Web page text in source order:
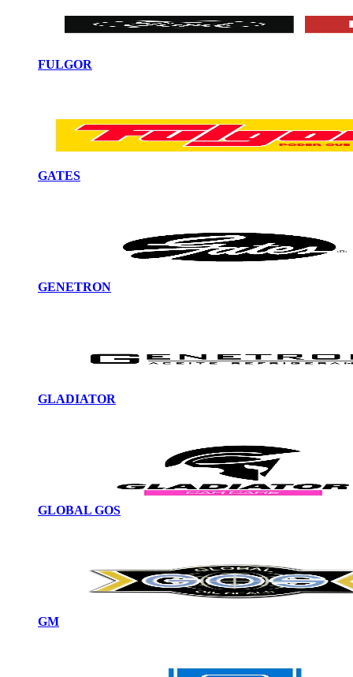
FULGOR
GATES
GENETRON
GLADIATOR
GLOBAL GOS
GM